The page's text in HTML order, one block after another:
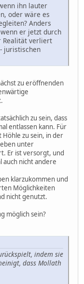
ihn lauter
oder wäre es
Anders
wenn er jetzt durch
Realität verliert
juristischen
zu eröffnenden
zu sein, dass
entlassen kann. Für
zu sein, in der
unter
Er ist versorgt, und
auch nicht andere
klarzukommen und
Möglichkeiten
nicht genutzt.
möglich sein?
indem sie
dass Mollath